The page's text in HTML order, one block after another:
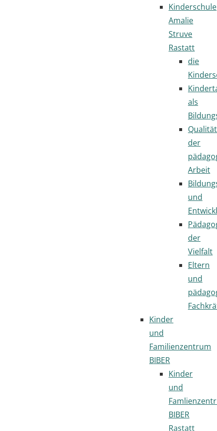
Kinderschule
Amalie
Struve
Rastatt
die
als
Qualität
der
Arbeit
und
der
Vielfalt
Eltern
und
Kinder
und
Familienzentrum
BIBER
Kinder
und
BIBER
Rastatt